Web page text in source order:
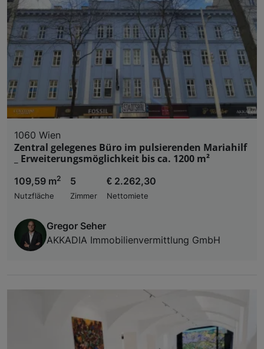
1060 Wien
Zentral gelegenes Büro im pulsierenden Mariahilf
_ Erweiterungsmöglichkeit bis ca. 1200 m²
109,59 m2
Nutzfläche
5
Zimmer
€ 2.262,30
Nettomiete
Gregor Seher
AKKADIA Immobilienvermittlung GmbH